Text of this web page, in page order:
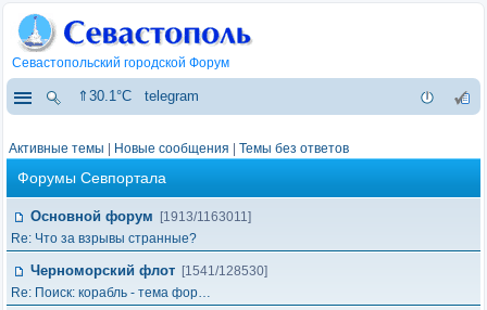
Севастопольский городской Форум
⇑30.1°C telegram
Активные темы Новые сообщения Темы без ответов
Форумы Севпортала
Основной форум
[1913/1163011]
Re: Что за взрывы странные?
Черноморский флот [1541/128530]
Re: Поиск: корабль - тема фор…